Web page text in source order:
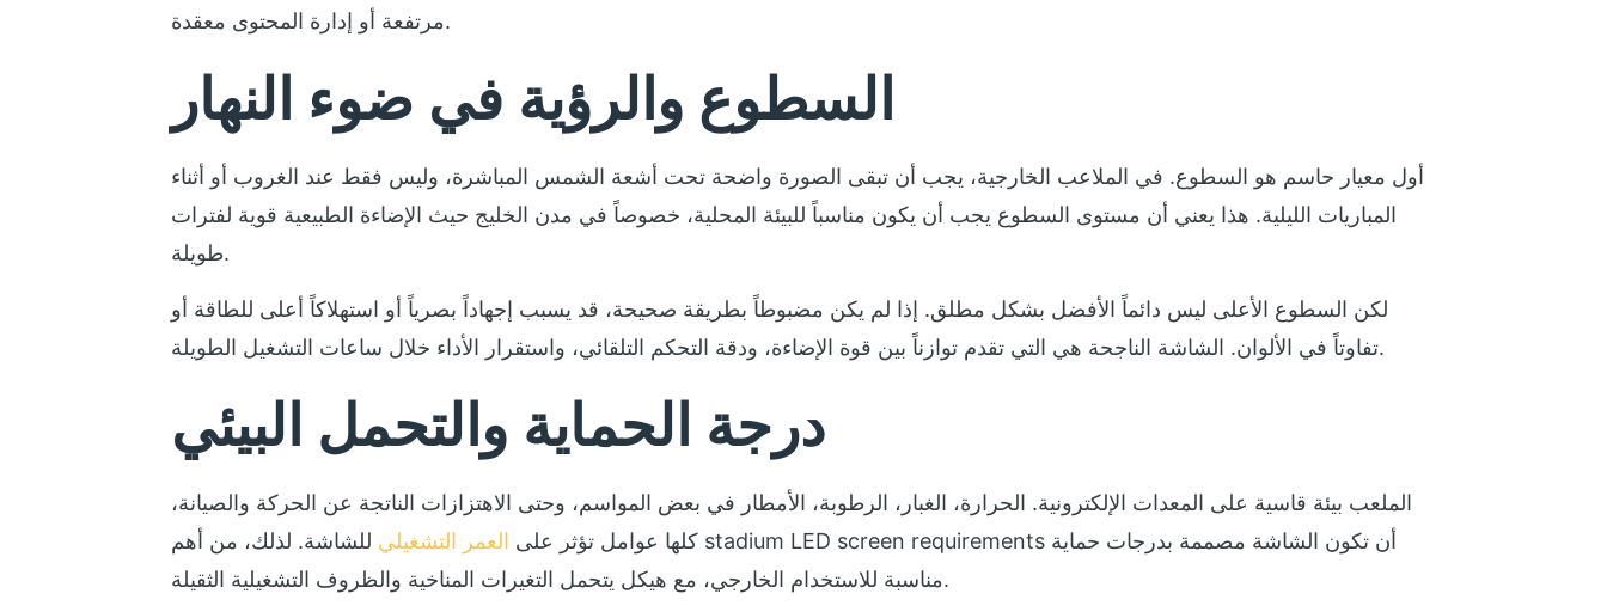
مرتفعة أو إدارة المحتوى معقدة.
السطوع والرؤية في ضوء النهار
أول معيار حاسم هو السطوع. في الملاعب الخارجية، يجب أن تبقى الصورة واضحة تحت أشعة الشمس المباشرة، وليس فقط عند الغروب أو أثناء
المباريات الليلية. هذا يعني أن مستوى السطوع يجب أن يكون مناسباً للبيئة المحلية، خصوصاً في مدن الخليج حيث الإضاءة الطبيعية قوية لفترات
طويلة.
لكن السطوع الأعلى ليس دائماً الأفضل بشكل مطلق. إذا لم يكن مضبوطاً بطريقة صحيحة، قد يسبب إجهاداً بصرياً أو استهلاكاً أعلى للطاقة أو
تفاوتاً في الألوان. الشاشة الناجحة هي التي تقدم توازناً بين قوة الإضاءة، ودقة التحكم التلقائي، واستقرار الأداء خلال ساعات التشغيل الطويلة.
درجة الحماية والتحمل البيئي
الملعب بيئة قاسية على المعدات الإلكترونية. الحرارة، الغبار، الرطوبة، الأمطار في بعض المواسم، وحتى الاهتزازات الناتجة عن الحركة والصيانة،
كلها عوامل تؤثر على العمر التشغيلي للشاشة. لذلك، من أهم stadium LED screen requirements أن تكون الشاشة مصممة بدرجات حماية
مناسبة للاستخدام الخارجي، مع هيكل يتحمل التغيرات المناخية والظروف التشغيلية الثقيلة.